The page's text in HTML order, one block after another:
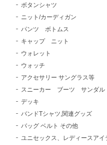
ボタンシャツ
ニット/カーディガン
パンツ ボトムス
キャップ ニット
ウォレット
ウォッチ
アクセサリー サングラス等
スニーカー ブーツ サンダル
デッキ
バンドTシャツ,関連グッズ
バッグ ベルト その他
ユニセックス、レディースアイ